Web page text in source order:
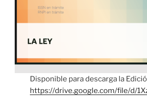
Disponible para descarga la
https://drive.google.com/file/d/